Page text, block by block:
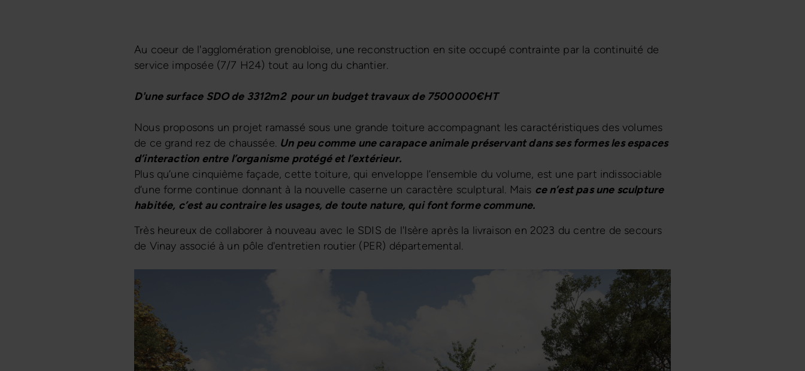
Au coeur de l'agglomération grenobloise, une reconstruction en site occupé contrainte par la continuité de
service imposée (7/7 H24) tout au long du chantier.
D'une surface SDO de 3312m2 pour un budget travaux de 7500000€HT
Nous proposons un projet ramassé sous une grande toiture accompagnant les caractéristiques des volumes
de ce grand rez de chaussée. Un peu comme une carapace animale préservant dans ses formes les espaces
d’interaction entre l’organisme protégé et l’extérieur.
Plus qu’une cinquième façade, cette toiture, qui enveloppe l’ensemble du volume, est une part indissociable
d’une forme continue donnant à la nouvelle caserne un caractère sculptural. Mais ce n’est pas une sculpture
habitée, c’est au contraire les usages, de toute nature, qui font forme commune.
Très heureux de collaborer à nouveau avec le SDIS de l'Isère après la livraison en 2023 du centre de secours
de Vinay associé à un pôle d'entretien routier (PER) départemental.